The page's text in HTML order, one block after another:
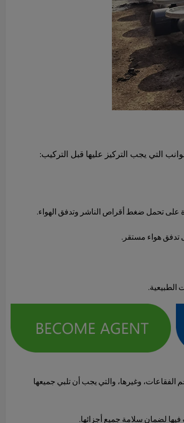
التي يجب التركيز عليها قبل التركيب:
على تحمل ضغط أقراص الناشر وتدفق الهواء.
تدفق هواء مستقر.
الطبيعية.
وغيرها، والتي يجب أن تلبي جميعها
لضمان سلامة جميع أجزائها.